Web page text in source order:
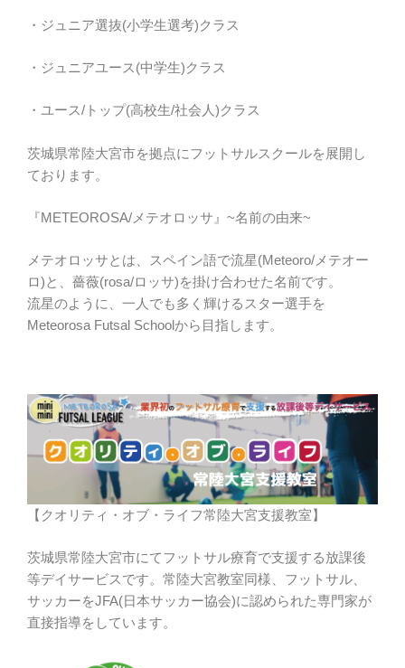
・ジュニア選抜(小学生選考)クラス
・ジュニアユース(中学生)クラス
・ユース/トップ(高校生/社会人)クラス
茨城県常陸大宮市を拠点にフットサルスクールを展開し
ております。
『METEOROSA/メテオロッサ』~名前の由来~
メテオロッサとは、スペイン語で流星(Meteoro/メテオー
ロ)と、薔薇(rosa/ロッサ)を掛け合わせた名前です。
流星のように、一人でも多く輝けるスター選手を
Meteorosa Futsal Schoolから目指します。
【クオリティ・オブ・ライフ常陸大宮支援教室】
茨城県常陸大宮市にてフットサル療育で支援する放課後
等デイサービスです。常陸大宮教室同様、フットサル、
サッカーをJFA(日本サッカー協会)に認められた専門家が
直接指導をしています。